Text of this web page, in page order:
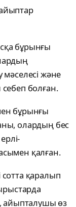
бұрынғы
және
болған.
бұрынғы
олардың бес
қалған.
қаралып
айыпталушы өз